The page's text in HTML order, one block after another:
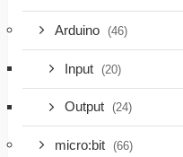
Arduino (46)
Input (20)
Output (24)
micro:bit (66)